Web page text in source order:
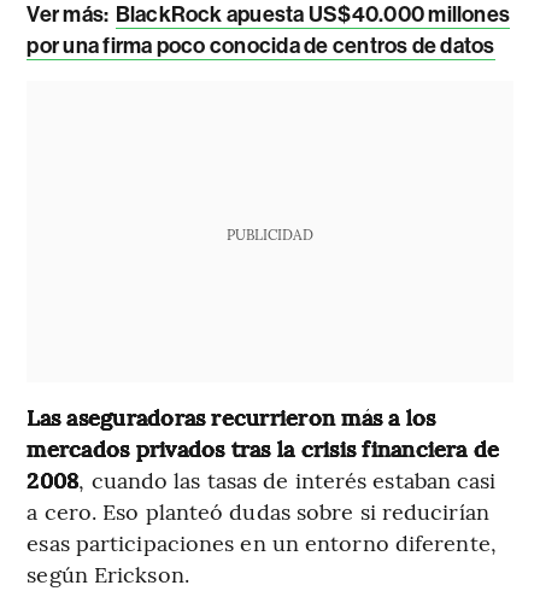
Ver más: BlackRock apuesta US$40.000 millones
por una firma poco conocida de centros de datos
PUBLICIDAD
Las aseguradoras recurrieron más a los
mercados privados tras la crisis financiera de
2008, cuando las tasas de interés estaban casi
a cero. Eso planteó dudas sobre si reducirían
esas participaciones en un entorno diferente,
según Erickson.